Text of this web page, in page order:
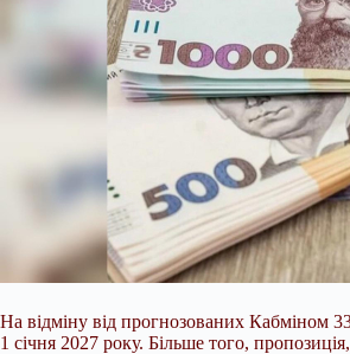
На відміну від прогнозованих Кабміном
1 січня 2027 року. Більше того,